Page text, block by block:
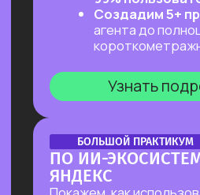
Узнать подробнее
ОНЛАЙН-ПРАКТИКУМ
ПОДРАБОТКА НА ИИ
ДЛЯ КАЖДОГО
Разберем, на каких задачах можно
выстроить стабильную подработку
инструментов и все это:
✔ Без технического бэкграунда
✔ Без смены профессии и опыта
во фрилансе
✔ Даже если есть всего 2 часа в день